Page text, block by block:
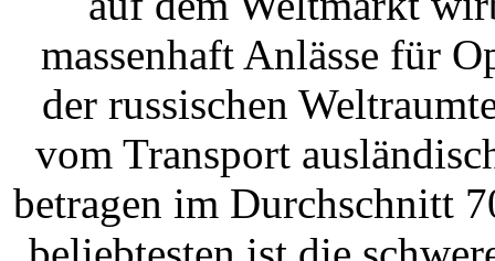
massenhaft Anlässe für
der russischen
vom Transport
betragen im Durchschnitt